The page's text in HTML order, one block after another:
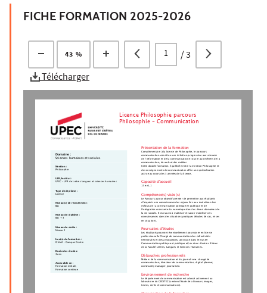
FICHE FORMATION 2025-2026
43 % /3
Télécharger
Licence Philosophie parcours
Philosophie - Communication
Présentation de la formation
Complémentaire à la licence de Philosophie, le parcours
communication constitue une initiation progressive aux sciences
de l’information et de la communication et ouvre aux métiers de la
communication, du web et des médias.
Cette double formation, équilibrée entre la mention Philosophie et
des enseignements de communication offre une spécialisation
accrue au cours des 3 années de la licence.
Capacité d'accueil
15 en L1
Compétence(s) visée(s)
Le Parcours a pour objectif premier de permettre aux étudiants
d’acquérir une connaissance des enjeux liés aux évolutions des
médias de la communication politique et publique et de
l'intégration croissante du numérique dans les divers domaines de
la vie sociale. Il vise aussi à maîtriser et savoir mobiliser ces
connaissances dans des situations pratiques (études de cas, mises
en situation).
Poursuites d'études
Les étudiants pourront éventuellement poursuivre en licence
professionnelle Chargé de communication des collectivités
territoriales et des associations, ainsi que dans le master
Communication politique et publique et/ou dans d’autres filières
de la Faculté Lettres, Langues et Sciences Humaines.
Débouchés professionnels
Métiers de la communication et du journalisme: chargé de
communication, directeur de communication, digital planner,
community manager, journaliste.
Environnement de recherche
Le département de communication est adossé activement au
laboratoire du CEDITEC (centre d'étude des discours, images,
textes, écrits et communications).
Domaine :
Sciences humaines et sociales
Mention :
Philosophie
UFR/Institut :
UPEC - UFR de Lettres langues et sciences humaines
Type de diplôme :
Licence
Niveau(x) de recrutement :
Bac
Niveau de diplôme :
Bac + 3
Niveau de sortie :
Niveau 2
Lieu(x) de formation :
Créteil - Campus Centre
Durée des études :
3 ans
Accessible en :
Formation initiale,
Formation continue